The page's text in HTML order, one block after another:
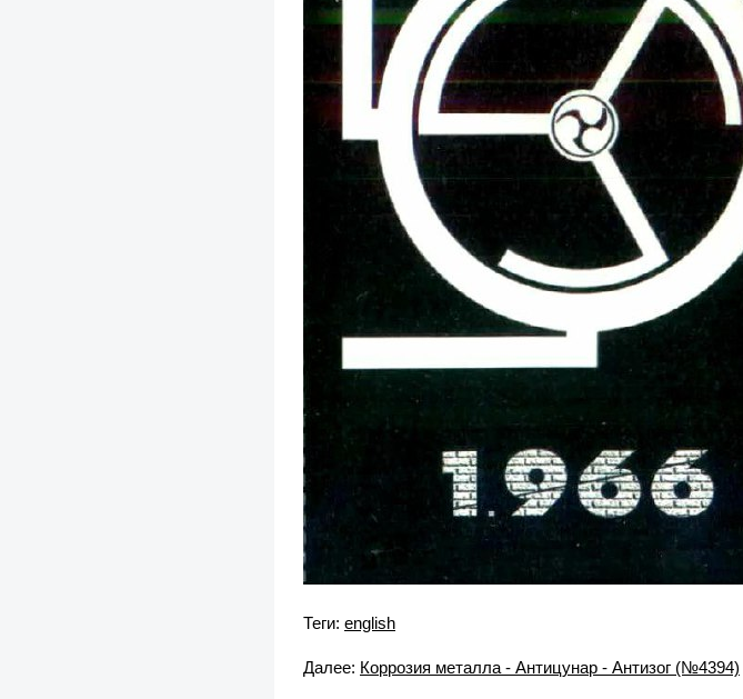
Теги: english
Далее: Коррозия металла - Антицунар - Антизог (№4394)